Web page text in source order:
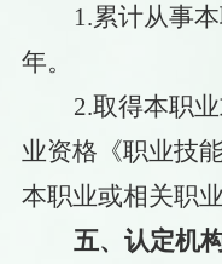
1 .累计从事
年。
2.取得本职
业资格《职业技
本职业或相关职
五、认定机